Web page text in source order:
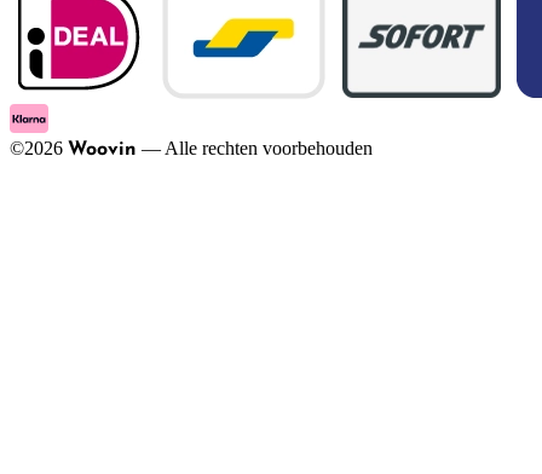
©2026 Woovin — Alle rechten voorbehouden